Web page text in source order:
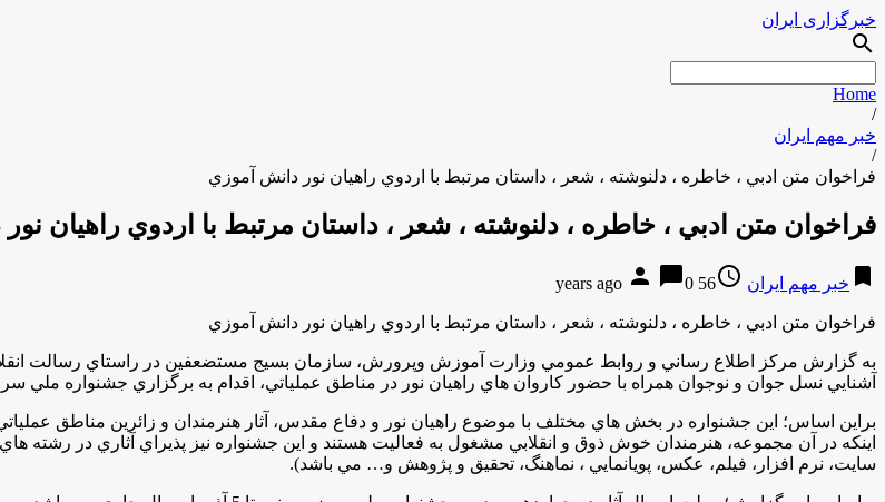
خبرگزاری ایران
search
Home
/
خبر مهم ایران
/
فراخوان متن ادبي ، خاطره ، دلنوشته ، شعر ، داستان مرتبط با اردوي راهيان نور دانش آموزي
فراخوان متن ادبي ، خاطره ، دلنوشته ، شعر ، داستان مرتبط با اردوي راهيان
bookmark خبر مهم ایران access_time
56 years ago
person chat_bubble0
فراخوان متن ادبي ، خاطره ، دلنوشته ، شعر ، داستان مرتبط با اردوي راهيان نور دانش آموزي
به گزارش مركز اطلاع رساني و روابط عمومي وزارت آموزش وپرورش، سازمان بسيج مستضعفين در راستاي رسالت
آشنايي نسل جوان و نوجوان همراه با حضور كاروان هاي راهيان نور در مناطق عملياتي، اقدام به برگزاري جشنواره ملي
براين اساس؛ اين جشنواره در بخش هاي مختلف با موضوع راهيان نور و دفاع مقدس، آثار هنرمندان و زائرين مناطق عملياتي
اينكه در آن مجموعه، هنرمندان خوش ذوق و انقلابي مشغول به فعاليت هستند و اين جشنواره نيز پذيراي آثاري در رشته
سايت، نرم افزار، فيلم، عكس، پويانمايي ، نماهنگ، تحقيق و پژوهش و… مي باشد).